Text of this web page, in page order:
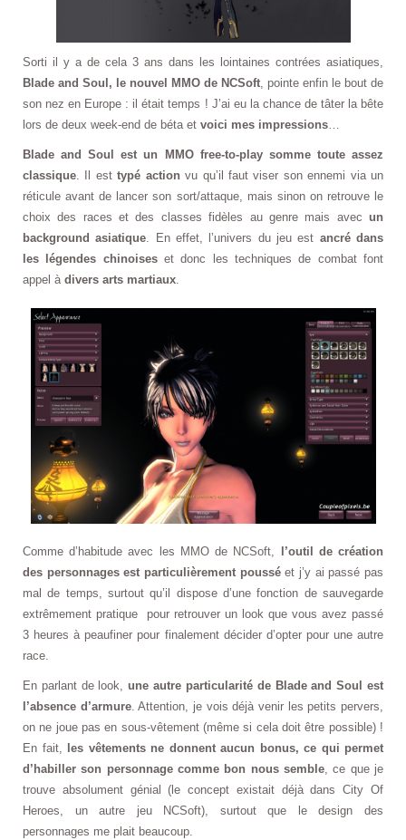
Sorti il y a de cela 3 ans dans les lointaines contrées asiatiques,
Blade and Soul, le nouvel MMO de NCSoft, pointe enfin le bout de
son nez en Europe : il était temps ! J’ai eu la chance de tâter la bête
lors de deux week-end de béta et voici mes impressions…
Blade and Soul est un MMO free-to-play somme toute assez
classique. Il esttypé action vu qu’il faut viser son ennemi via un
réticule avant de lancer son sort/attaque, mais sinon on retrouve le
choix des races et des classes fidèles au genre mais avec un
background asiatique. En effet, l’univers du jeu est ancré dans
les légendes chinoiseset donc les techniques de combat font
appel à divers arts martiaux.
Comme d’habitude avec les MMO de NCSoft,
l’outil de création
des personnages est particulièrement pousséet j’y ai passé pas
mal de temps, surtout qu’il dispose d’une fonction de sauvegarde
extrêmement pratique pour retrouver un look que vous avez passé
3 heures à peaufiner pour finalement décider d’opter pour une autre
race.
En parlant de look,une autre particularité de Blade and Soul est
l’absence d’armure. Attention, je vois déjà venir les petits pervers,
on ne joue pas en sous-vêtement (même si cela doit être possible) !
En fait,
les vêtements ne donnent aucun bonus, ce qui permet
d’habiller son personnage comme bon nous semble, ce que je
trouve absolument génial (le concept existait déjà dans City Of
Heroes, un autre jeu NCSoft), surtout que le design des
personnages me plait beaucoup.